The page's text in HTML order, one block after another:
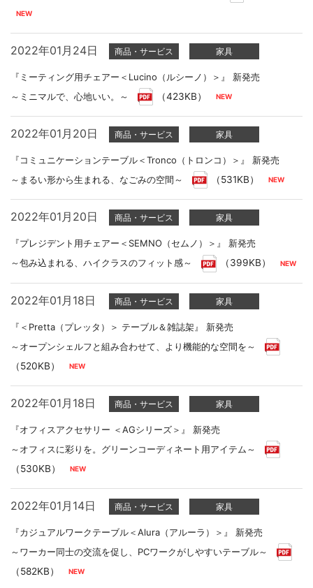
2022年01月24日 商品・サービス 家具
『ミーティング用チェアー＜Lucino（ルシーノ）＞』 新発売
～ミニマルで、心地いい。～
（423KB）
2022年01月20日 商品・サービス 家具
『コミュニケーションテーブル＜Tronco（トロンコ）＞』 新発売
～まるい形から生まれる、なごみの空間～
（531KB）
2022年01月20日 商品・サービス 家具
『プレジデント用チェアー＜SEMNO（セムノ）＞』 新発売
～包み込まれる、ハイクラスのフィット感～
（399KB）
2022年01月18日 商品・サービス 家具
『＜Pretta（プレッタ）＞ テーブル＆雑誌架』 新発売
～オープンシェルフと組み合わせて、より機能的な空間を～
（520KB）
2022年01月18日 商品・サービス 家具
『オフィスアクセサリー ＜AGシリーズ＞』 新発売
～オフィスに彩りを。グリーンコーディネート用アイテム～
（530KB）
2022年01月14日 商品・サービス 家具
『カジュアルワークテーブル＜Alura（アルーラ）＞』 新発売
～ワーカー同士の交流を促し、PCワークがしやすいテーブル～
（582KB）